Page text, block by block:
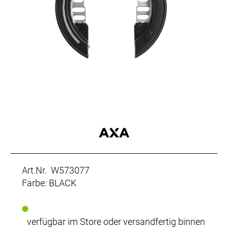
Art.Nr. W573077
Farbe: BLACK
verfügbar im Store oder versandfertig binnen